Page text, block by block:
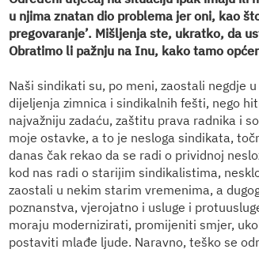
u njima znatan dio problema jer oni, kao
pregovaranje’. Mišljenja ste, ukratko, da
Obratimo li pažnju na Inu, kako tamo
Naši sindikati su, po meni, zaostali negdje
dijeljenja zimnica i sindikalnih fešti, nego
najvažniju zadaću, zaštitu prava radnika i
moje ostavke, a to je nesloga sindikata,
danas čak rekao da se radi o prividnoj
kod nas radi o starijim sindikalistima,
zaostali u nekim starim vremenima, a
poznanstva, vjerojatno i usluge i
moraju modernizirati, promijeniti smjer,
postaviti mlađe ljude. Naravno, teško se